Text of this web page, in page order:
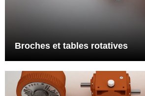
Broches et tables rotatives
Boite 2 vitesses dédiée aux applications
Voir plus